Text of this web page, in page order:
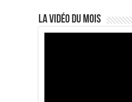
La vidéo du mois